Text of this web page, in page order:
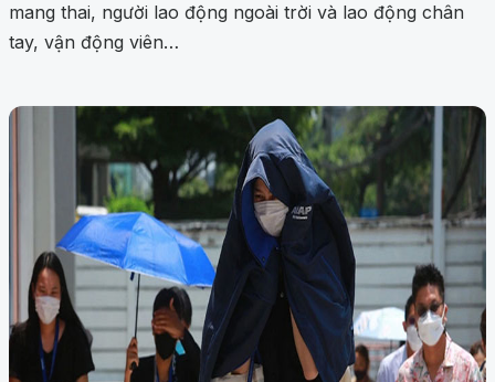
mang thai, người lao động ngoài trời và lao động chân
tay, vận động viên…